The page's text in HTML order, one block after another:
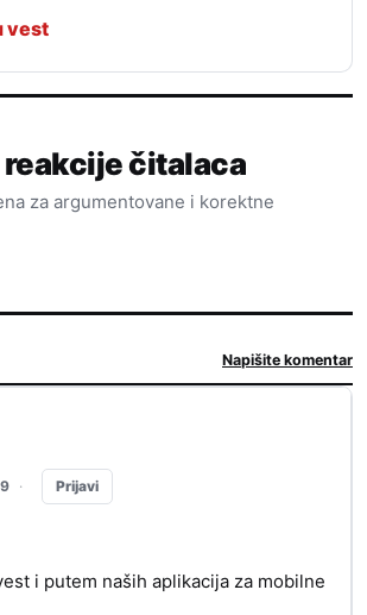
vest
čitalaca
za argumentovane i korektne
Napišite komentar
· Prijavi
i putem naših aplikacija za mobilne